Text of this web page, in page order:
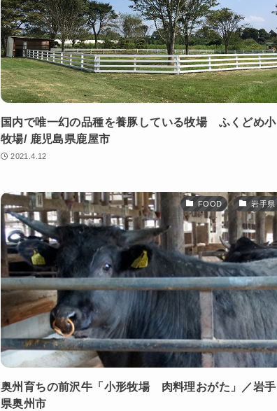
国内で唯一幻の品種を養豚している牧場 ふくどめ小
牧場/ 鹿児島県鹿屋市
2021.4.12
FOOD 岩手県
奥州育ちの前沢牛「小形牧場 肉料理おがた」／岩手
県奥州市